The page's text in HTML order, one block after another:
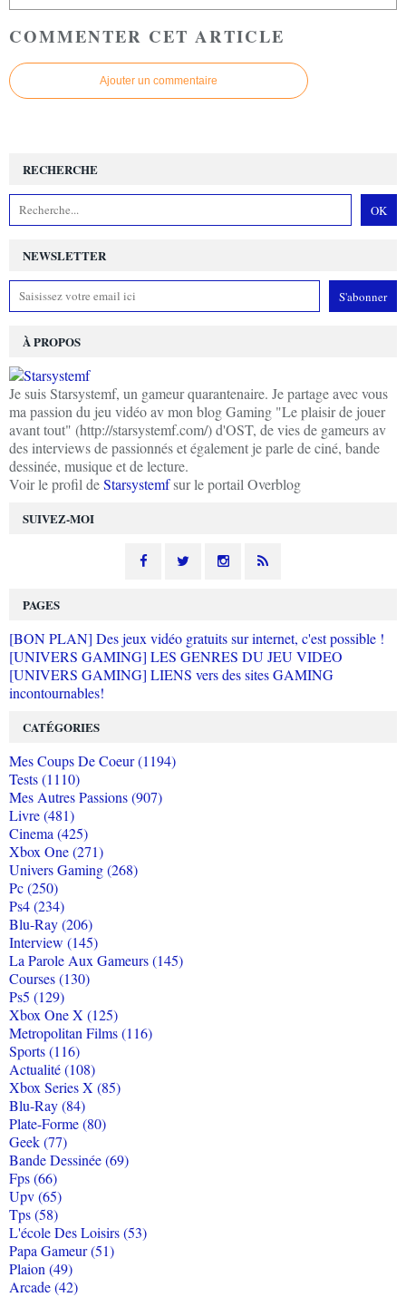
COMMENTER CET ARTICLE
Ajouter un commentaire
NEWSLETTER
SUIVEZ-MOI
RECHERCHE
À PROPOS
Je suis Starsystemf, un gameur quarantenaire. Je partage avec vous
ma passion du jeu vidéo av mon blog Gaming "Le plaisir de jouer
avant tout" (http://starsystemf.com/) d'OST, de vies de gameurs av
des interviews de passionnés et également je parle de ciné, bande
dessinée, musique et de lecture.
Voir le profil deStarsystemfsur le portail Overblog
PAGES
[BON PLAN] Des jeux vidéo gratuits sur internet, c'est possible !
[UNIVERS GAMING] LES GENRES DU JEU VIDEO
[UNIVERS GAMING] LIENS vers des sites GAMING
incontournables!
CATÉGORIES
Mes Coups De Coeur (1194)
Tests (1110)
Mes Autres Passions (907)
Livre (481)
Cinema (425)
Xbox One (271)
Univers Gaming (268)
Pc (250)
Ps4 (234)
Blu-Ray (206)
Interview (145)
La Parole Aux Gameurs (145)
Courses (130)
Ps5 (129)
Xbox One X (125)
Metropolitan Films (116)
Sports (116)
Actualité (108)
Xbox Series X (85)
Blu-Ray (84)
Plate-Forme (80)
Geek (77)
Bande Dessinée (69)
Fps (66)
Upv (65)
Tps (58)
L'école Des Loisirs (53)
Papa Gameur (51)
Plaion (49)
Arcade (42)